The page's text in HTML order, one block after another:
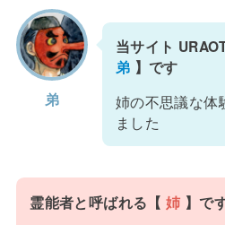
弟
当サイト
弟 】です
姉の不思議な体
ました
霊能者と呼ばれる【姉 】で